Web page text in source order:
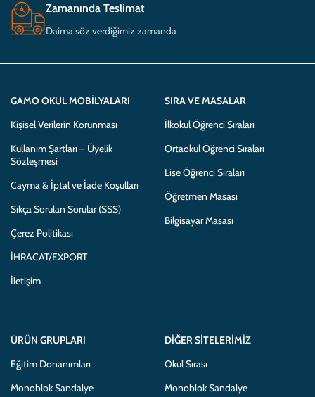
Zamanında Teslimat
Daima söz verdiğimiz zamanda
GAMO OKUL MOBILYALARI
Kişisel Verilerin Korunması
Kullanım Şartları – Üyelik
Sözleşmesi
Cayma & İptal ve İade Koşulları
Sıkça Sorulan Sorular (SSS)
Çerez Politikası
İHRACAT/EXPORT
İletişim
SIRA VE MASALAR
İlkokul Öğrenci Sıraları
Ortaokul Öğrenci Sıraları
Lise Öğrenci Sıraları
Öğretmen Masası
Bilgisayar Masası
ÜRÜN GRUPLARI
Eğitim Donanımları
Monoblok Sandalye
DIĞER SITELERIMIZ
Okul Sırası
Monoblok Sandalye